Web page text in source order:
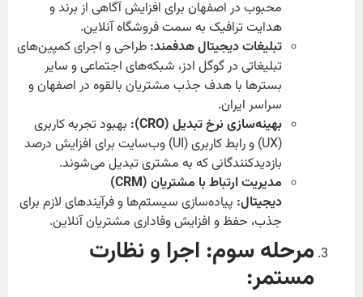
محبوب در اصفهان برای افزایش آگاهی از برند و
هدایت ترافیک به سمت فروشگاه آنلاین.
تبلیغات دیجیتال هدفمند: طراحی و اجرای کمپین‌های
تبلیغاتی در گوگل ادز، شبکه‌های اجتماعی و سایر
بسترها با هدف جذب مشتریان بالقوه در اصفهان و
سراسر ایران.
بهینه‌سازی نرخ تبدیل (CRO):
بهبود تجربه کاربری
(UX) و رابط کاربری (UI) وب‌سایت برای افزایش درصد
بازدیدکنندگانی که به مشتری تبدیل می‌شوند.
مدیریت ارتباط با مشتریان (CRM)
دیجیتال: پیاده‌سازی سیستم‌ها و فرآیندهای لازم برای
جذب، حفظ و افزایش وفاداری مشتریان آنلاین.
مرحله سوم: اجرا و نظارت
مستمر: